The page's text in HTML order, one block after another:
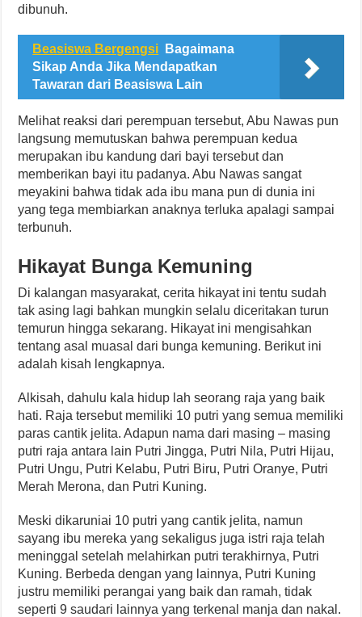
dibunuh.
Beasiswa Bergengsi
Bagaimana
Sikap Anda Jika Mendapatkan
Tawaran dari Beasiswa Lain
Melihat reaksi dari perempuan tersebut, Abu Nawas pun
langsung memutuskan bahwa perempuan kedua
merupakan ibu kandung dari bayi tersebut dan
memberikan bayi itu padanya. Abu Nawas sangat
meyakini bahwa tidak ada ibu mana pun di dunia ini
yang tega membiarkan anaknya terluka apalagi sampai
terbunuh.
Hikayat Bunga Kemuning
Di kalangan masyarakat, cerita hikayat ini tentu sudah
tak asing lagi bahkan mungkin selalu diceritakan turun
temurun hingga sekarang. Hikayat ini mengisahkan
tentang asal muasal dari bunga kemuning. Berikut ini
adalah kisah lengkapnya.
Alkisah, dahulu kala hidup lah seorang raja yang baik
hati. Raja tersebut memiliki 10 putri yang semua memiliki
paras cantik jelita. Adapun nama dari masing – masing
putri raja antara lain Putri Jingga, Putri Nila, Putri Hijau,
Putri Ungu, Putri Kelabu, Putri Biru, Putri Oranye, Putri
Merah Merona, dan Putri Kuning.
Meski dikaruniai 10 putri yang cantik jelita, namun
sayang ibu mereka yang sekaligus juga istri raja telah
meninggal setelah melahirkan putri terakhirnya, Putri
Kuning. Berbeda dengan yang lainnya, Putri Kuning
justru memiliki perangai yang baik dan ramah, tidak
seperti 9 saudari lainnya yang terkenal manja dan nakal.